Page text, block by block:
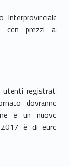
Interprovinciale
con prezzi al
utenti registrati
dovranno
e un nuovo
è di euro